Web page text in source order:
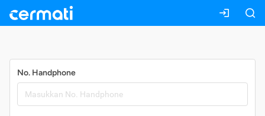
No. Handphone